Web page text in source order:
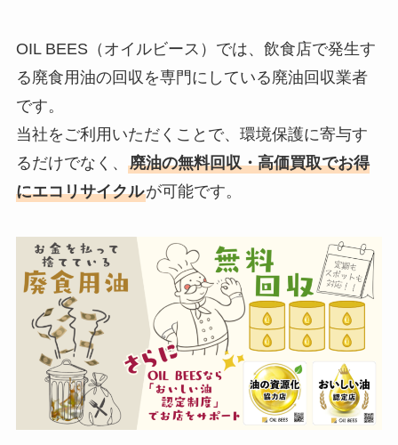
OIL BEES（オイルビース）では、飲食店で発生す
る廃食用油の回収を専門にしている廃油回収業者
です。
当社をご利用いただくことで、環境保護に寄与す
るだけでなく、 廃油の無料回収・高価買取でお得
にエコリサイクルが可能です。